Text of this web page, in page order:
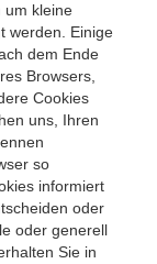
um kleine
werden. Einige
dem Ende
Browsers,
Cookies
uns, Ihren
so
informiert
oder
oder generell
Sie in